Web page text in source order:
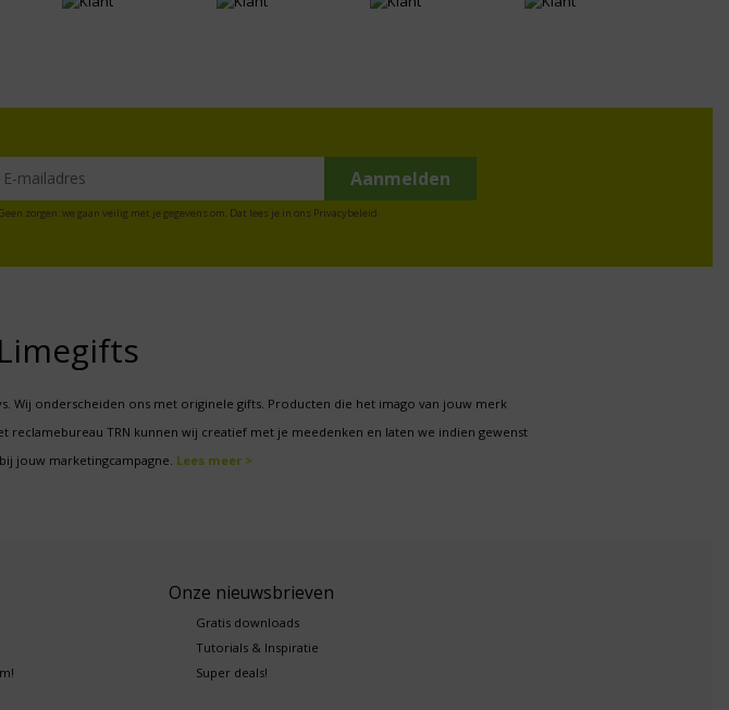
zorgen: we gaan veilig met je gegevens om. Dat lees je in ons Privacybeleid
onderscheiden ons met originele gifts. Producten die het imago van jouw merk
TRN kunnen wij creatief met je meedenken en laten we indien gewenst
jouw marketingcampagne. Lees meer >
Onze nieuwsbrieven
Gratis downloads
Tutorials & Inspiratie
Super deals!